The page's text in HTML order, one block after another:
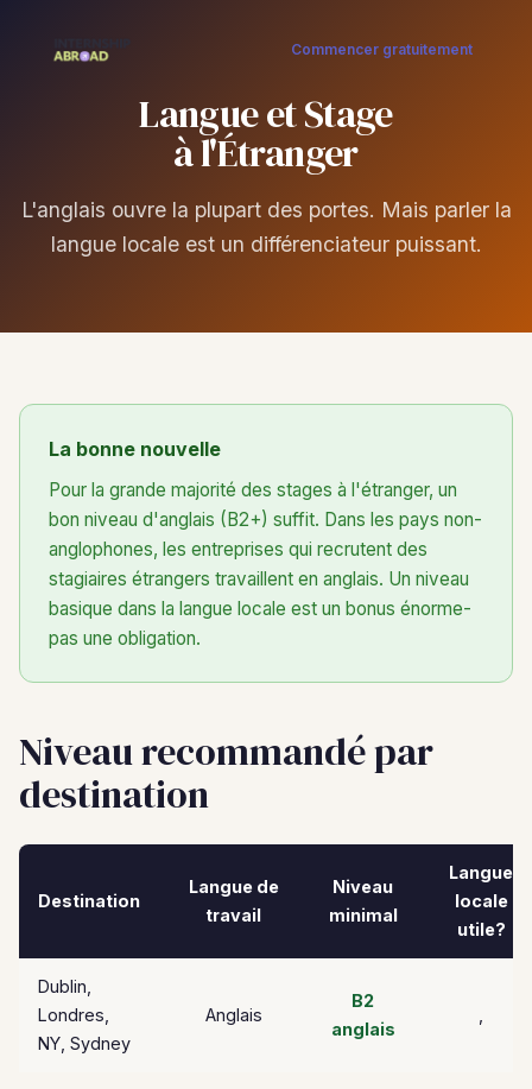
Commencer gratuitement
Langue et Stage
à l'Étranger
L'anglais ouvre la plupart des portes. Mais parler la
langue locale est un différenciateur puissant.
La bonne nouvelle
Pour la grande majorité des stages à l'étranger, un
bon niveau d'anglais (B2+) suffit. Dans les pays non-
anglophones, les entreprises qui recrutent des
stagiaires étrangers travaillent en anglais. Un niveau
basique dans la langue locale est un bonus énorme-
pas une obligation.
Niveau recommandé par
destination
Destination
Langue de
travail
Niveau
minimal
Langue
locale
utile?
Dublin,
Londres,
NY, Sydney
Anglais
B2
anglais